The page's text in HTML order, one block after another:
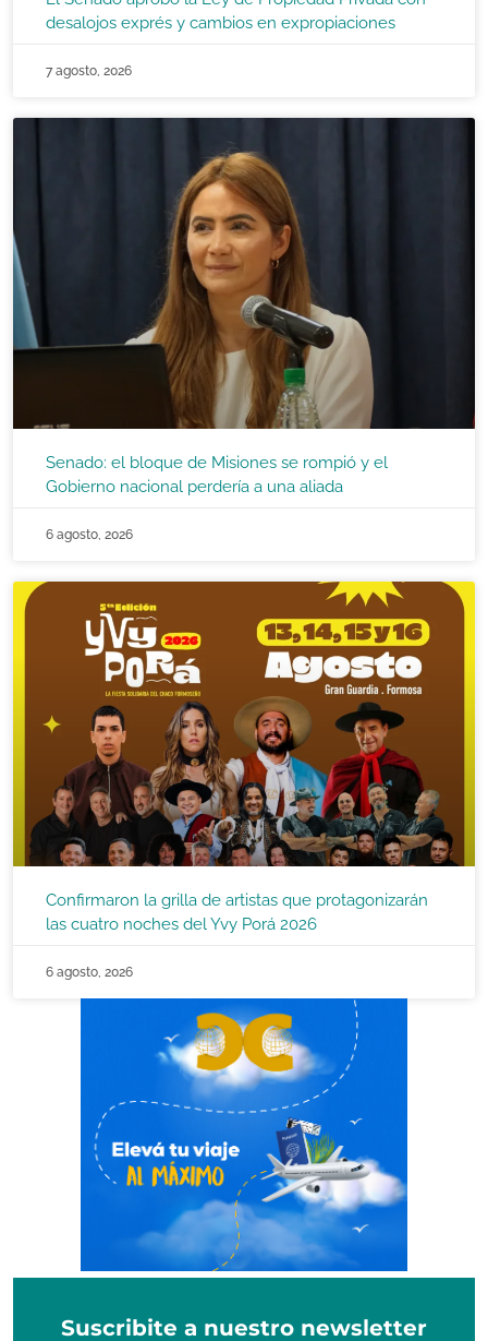
desalojos exprés y cambios en expropiaciones
7 agosto, 2026
Senado: el bloque de Misiones se rompió y el
Gobierno nacional perdería a una aliada
6 agosto, 2026
Confirmaron la grilla de artistas que protagonizarán
las cuatro noches del Yvy Porá 2026
6 agosto, 2026
Suscribite a nuestro newsletter